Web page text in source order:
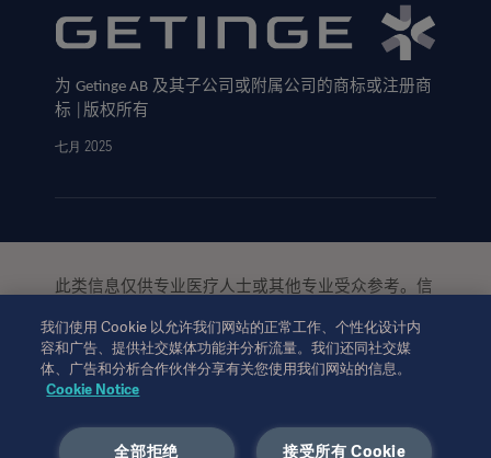
网站免责声明
Cookie 注意事项
数据主体申请表
为 Getinge AB 及其子公司或附属公司的商标或注册商
标
版权所有
七月 2025
此类信息仅供专业医疗人士或其他专业受众参考。信
议。对于任一方基于本材料的作为或不作为，Getinge
均不承担任何责任或义务。依赖此类信息的使用风险
完全由用户个人承担。
所提及的疗法、解决方案或产品可能在您的国家无法
使用或被禁止使用。未经
Getinge书面许可，不得复
制或使用全部或部分信息。
我们使用 Cookie 以允许我们网站的正常工作、个性化设计内
容和广告、提供社交媒体功能并分析流量。我们还同社交媒
体、广告和分析合作伙伴分享有关您使用我们网站的信息。
Cookie Notice
接受所有 Cookie
全部拒绝